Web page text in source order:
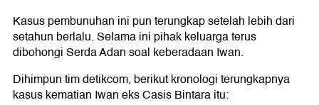
Kasus pembunuhan ini pun terungkap setelah lebih dari
setahun berlalu. Selama ini pihak keluarga terus
dibohongi Serda Adan soal keberadaan Iwan.
Dihimpun tim detikcom, berikut kronologi terungkapnya
kasus kematian Iwan eks Casis Bintara itu: